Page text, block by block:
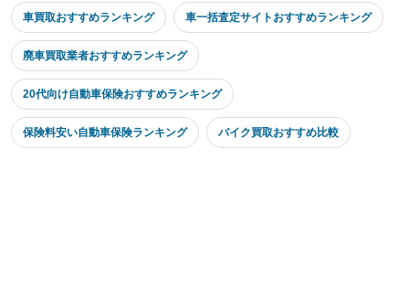
車買取おすすめランキング 車一括査定サイトおすすめランキング
廃車買取業者おすすめランキング
20代向け自動車保険おすすめランキング
保険料安い自動車保険ランキング バイク買取おすすめ比較